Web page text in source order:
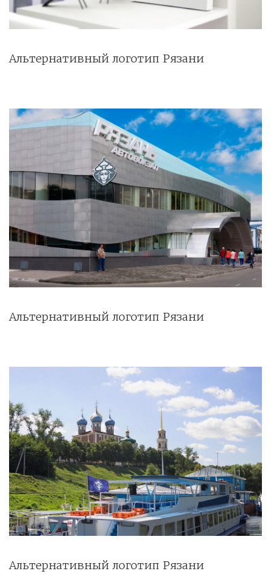
Альтернативный логотип Рязани
Альтернативный логотип Рязани
Альтернативный логотип Рязани